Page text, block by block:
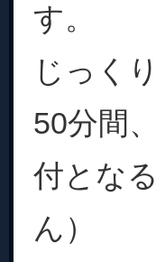
す。
じっく
50分間
付とな
ん）